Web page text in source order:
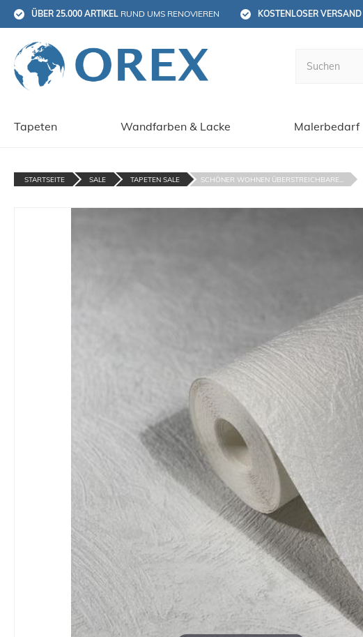
ÜBER 25.000 ARTIKEL RUND UMS RENOVIEREN KOSTENLOSER VERSAND
Tapeten Wandfarben & Lacke Malerbedarf
STARTSEITE SALE TAPETEN SALE SCHÖNER WOHNEN ÜBERSTREICHBARE...